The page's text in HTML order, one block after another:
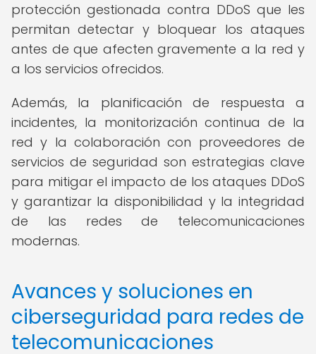
protección gestionada contra DDoS que les
permitan detectar y bloquear los ataques
antes de que afecten gravemente a la red y
a los servicios ofrecidos.
Además, la planificación de respuesta a
incidentes, la monitorización continua de la
red y la colaboración con proveedores de
servicios de seguridad son estrategias clave
para mitigar el impacto de los ataques DDoS
y garantizar la disponibilidad y la integridad
de las redes de telecomunicaciones
modernas.
Avances y soluciones en
ciberseguridad para redes de
telecomunicaciones